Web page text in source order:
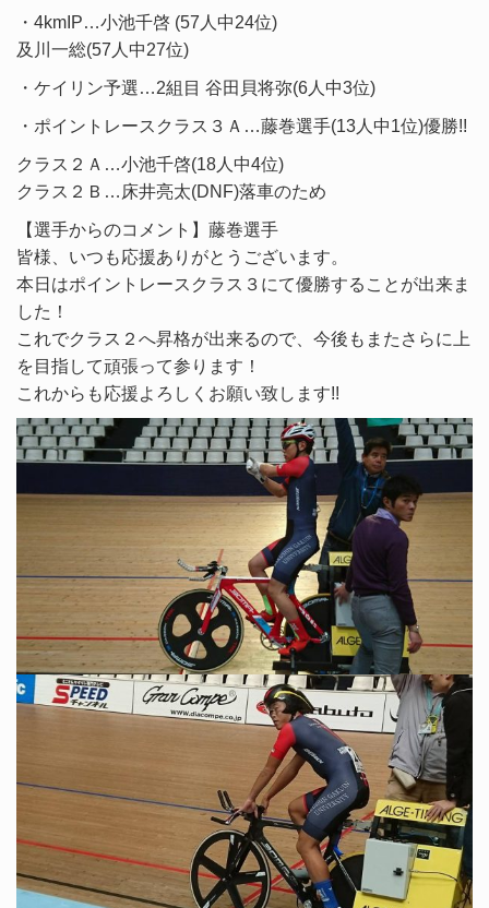
・4kmIP…小池千啓 (57人中24位)
及川一総(57人中27位)
・ケイリン予選…2組目 谷田貝将弥(6人中3位)
・ポイントレースクラス３Ａ…藤巻選手(13人中1位)優勝!!
クラス２Ａ…小池千啓(18人中4位)
クラス２Ｂ…床井亮太(DNF)落車のため
【選手からのコメント】藤巻選手
皆様、いつも応援ありがとうございます。
本日はポイントレースクラス３にて優勝することが出来ま
した！
これでクラス２へ昇格が出来るので、今後もまたさらに上
を目指して頑張って参ります！
これからも応援よろしくお願い致します!!